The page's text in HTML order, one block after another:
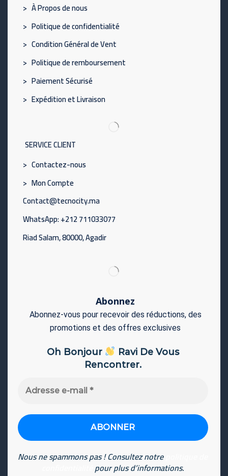
> À Propos de nous
> Politique de confidentialité
> Condition Général de Vent
> Politique de remboursement
> Paiement Sécurisé
> Expédition et Livraison
SERVICE CLIENT
> Contactez-nous
> Mon Compte
Contact@tecnocity.ma
WhatsApp: +212 711033077
Riad Salam, 80000, Agadir
Abonnez
Abonnez-vous pour recevoir des réductions, des
promotions et des offres exclusives
Oh Bonjour
Ravi De Vous
Rencontrer.
Nous ne spammons pas ! Consultez notre
pour plus d’informations.